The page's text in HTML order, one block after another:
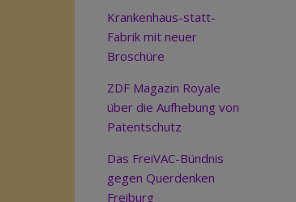
Krankenhaus-statt-
Fabrik mit neuer
Broschüre
ZDF Magazin Royale
über die Aufhebung von
Patentschutz
Das FreiVAC-Bündnis
gegen Querdenken
Freiburg